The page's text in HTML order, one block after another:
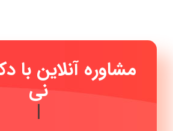
مشاوره آنلاین
متخصص رادیوانکولوژی، شیمی درمانی و
سرطان‌ها مشاوره پیشگیری سرطان،